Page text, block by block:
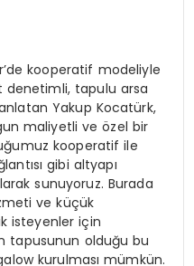
kooperatif modeliyle
denetimli, tapulu arsa
anlatan Yakup Kocatürk,
maliyetli ve özel bir
kooperatif ile
gibi altyapı
sunuyoruz. Burada
ve küçük
isteyenler için
tapusunun olduğu bu
kurulması mümkün.